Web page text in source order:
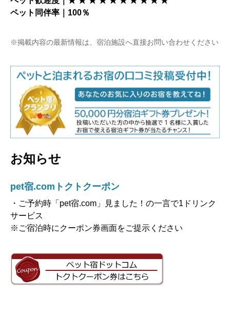
ペット同伴率｜100％
※掲載内容の最新情報は、宿泊施設へ直接お問い合わせください
お知らせ
pet宿.comトクトクーポン
・ご予約時「pet宿.com」見ました！の一言で1ドリンク
サービス
※ご宿泊時にクーポン券画面をご提示ください